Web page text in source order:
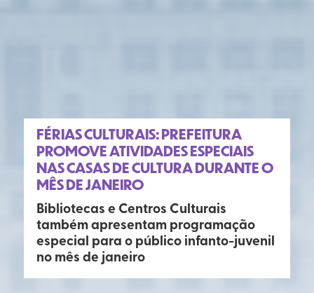
FÉRIAS CULTURAIS: PREFEITURA
PROMOVE ATIVIDADES ESPECIAIS
NAS CASAS DE CULTURA DURANTE O
MÊS DE JANEIRO
Bibliotecas e Centros Culturais
também apresentam programação
especial para o público infanto-juvenil
no mês de janeiro